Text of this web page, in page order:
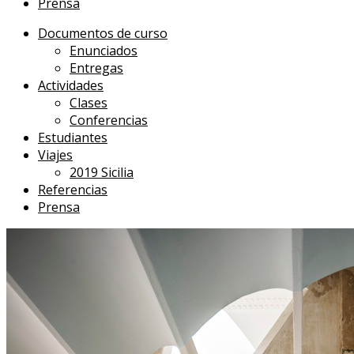
Documentos de curso
Enunciados
Entregas
Actividades
Clases
Conferencias
Estudiantes
Viajes
2019 Sicilia
Referencias
Prensa